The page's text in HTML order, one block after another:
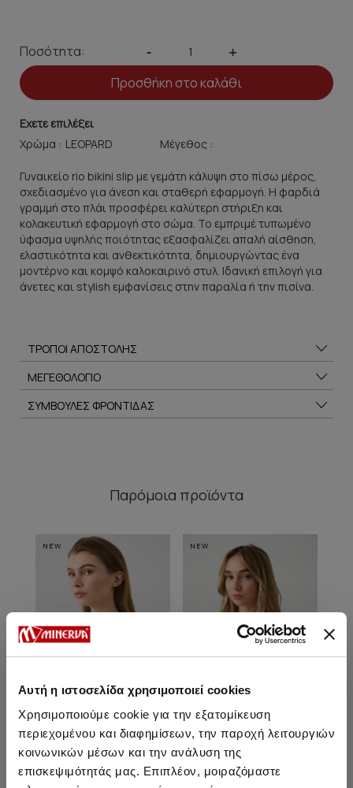
Αυτή η ιστοσελίδα χρησιμοποιεί cookies
Χρησιμοποιούμε cookie για την εξατομίκευση
περιεχομένου και διαφημίσεων, την παροχή λειτουργιών
κοινωνικών μέσων και την ανάλυση της
επισκεψιμότητάς μας. Επιπλέον, μοιραζόμαστε
Ποσότητα: - +
Προσθήκη στο καλάθι
Εχετε επιλέξει
Χρώμα :
Μέγεθος :
Γυναικείο rio bikini slip με γεμάτη κάλυψη στο πίσω μέρος,
σχεδιασμένο για άνεση και σταθερή εφαρμογή. Η φαρδιά
γραμμή στο πλάι προσφέρει καλύτερη στήριξη και
κολακευτική εφαρμογή στο σώμα. Το εμπριμέ τυπωμένο
ύφασμα υψηλής ποιότητας εξασφαλίζει απαλή αίσθηση,
ελαστικότητα και ανθεκτικότητα, δημιουργώντας ένα
μοντέρνο και κομψό καλοκαιρινό στυλ. Ιδανική επιλογή για
άνετες και stylish εμφανίσεις στην παραλία ή την πισίνα.
ΤΡΟΠΟΙ ΑΠΟΣΤΟΛΗΣ
ΜΕΓΕΘΟΛΟΓΙΟ
ΣΥΜΒΟΥΛΕΣ ΦΡΟΝΤΙΔΑΣ
Παρόμοια προϊόντα
NEW
Gisela Τρίγωνο Bikini Top
NEW
Gisela Τρίγωνο Bikini Top [D
Cup]